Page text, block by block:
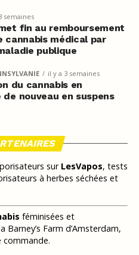
semaines
met fin au remboursement
cannabis médical par
publique
il y a 3 semaines
du cannabis en
de nouveau en suspens
sur LesVapos, tests
à herbes séchées et
féminisées et
Farm d’Amsterdam,
commande.